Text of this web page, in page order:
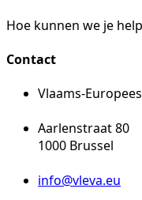
Hoe kunnen we je
Contact
Vlaams-
Aarlenstraat 80
1000 Brussel
info@vleva.eu